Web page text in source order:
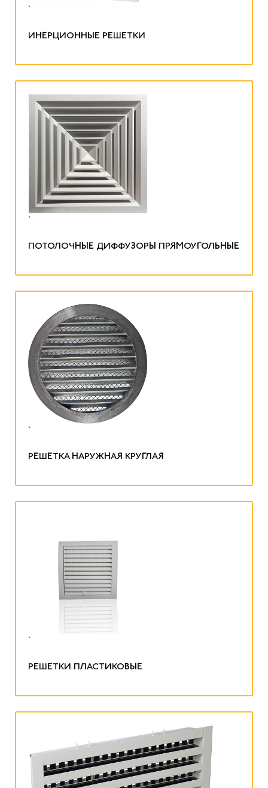
`
ИНЕРЦИОННЫЕ РЕШЕТКИ
`
ПОТОЛОЧНЫЕ ДИФФУЗОРЫ ПРЯМОУГОЛЬНЫЕ
`
РЕШЕТКА НАРУЖНАЯ КРУГЛАЯ
`
РЕШЕТКИ ПЛАСТИКОВЫЕ